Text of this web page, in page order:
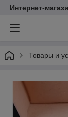
Интернет-
Товары и